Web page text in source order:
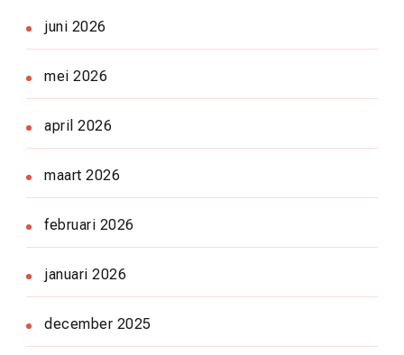
juni 2026
mei 2026
april 2026
maart 2026
februari 2026
januari 2026
december 2025